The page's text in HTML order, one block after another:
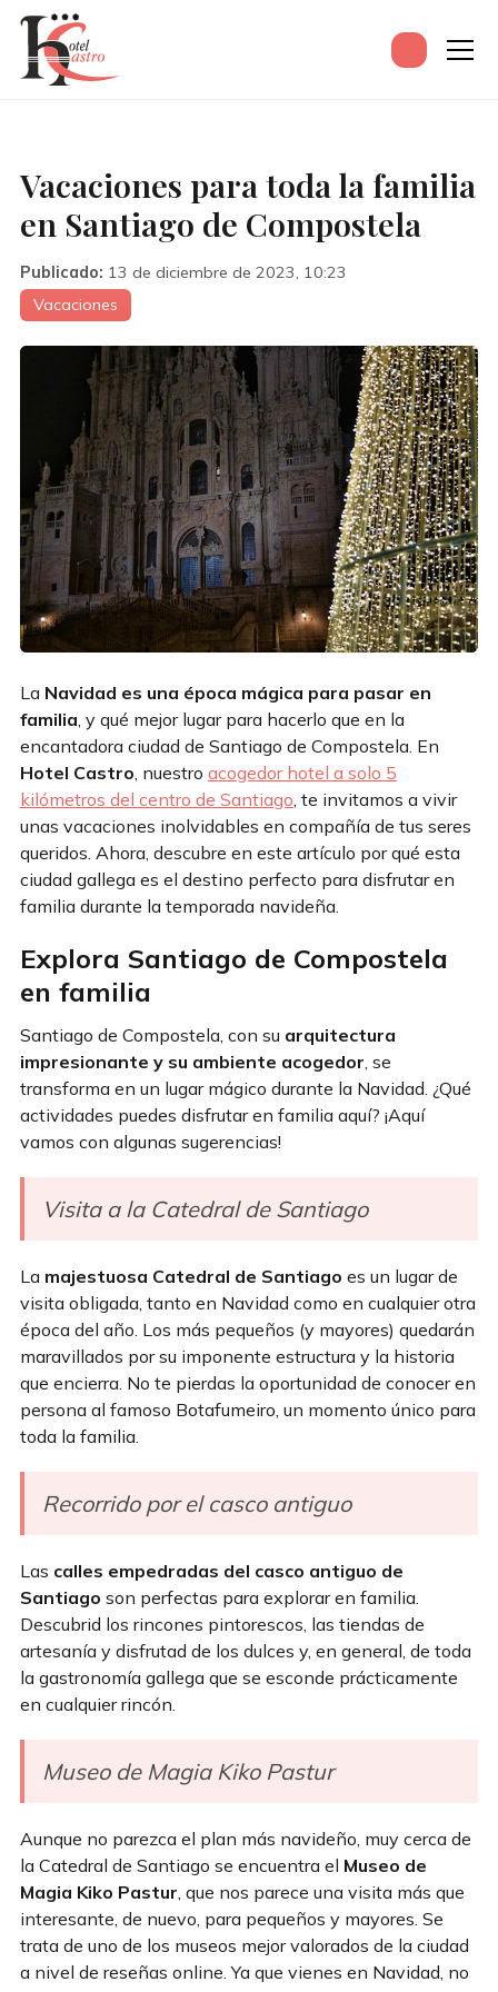
Vacaciones para toda la familia
en Santiago de Compostela
Publicado: 13 de diciembre de 2023, 10:23
Vacaciones
La Navidad es una época mágica para pasar en
familia , y qué mejor lugar para hacerlo que en la
encantadora ciudad de Santiago de Compostela. En
Hotel Castro , nuestro acogedor hotel a solo 5
kilómetros del centro de Santiago , te invitamos a vivir
unas vacaciones inolvidables en compañía de tus seres
queridos. Ahora, descubre en este artículo por qué esta
ciudad gallega es el destino perfecto para disfrutar en
familia durante la temporada navideña.
Explora Santiago de Compostela
en familia
Santiago de Compostela, con su arquitectura
impresionante y su ambiente acogedor , se
transforma en un lugar mágico durante la Navidad. ¿Qué
actividades puedes disfrutar en familia aquí? ¡Aquí
vamos con algunas sugerencias!
Visita a la Catedral de Santiago
La majestuosa Catedral de Santiago es un lugar de
visita obligada, tanto en Navidad como en cualquier otra
época del año. Los más pequeños (y mayores) quedarán
maravillados por su imponente estructura y la historia
que encierra. No te pierdas la oportunidad de conocer en
persona al famoso Botafumeiro, un momento único para
toda la familia.
Recorrido por el casco antiguo
Las calles empedradas del casco antiguo de
Santiago son perfectas para explorar en familia.
Descubrid los rincones pintorescos, las tiendas de
artesanía y disfrutad de los dulces y, en general, de toda
la gastronomía gallega que se esconde prácticamente
en cualquier rincón.
Museo de Magia Kiko Pastur
Aunque no parezca el plan más navideño, muy cerca de
la Catedral de Santiago se encuentra el Museo de
Magia Kiko Pastur , que nos parece una visita más que
interesante, de nuevo, para pequeños y mayores. Se
trata de uno de los museos mejor valorados de la ciudad
a nivel de reseñas online. Ya que vienes en Navidad, no